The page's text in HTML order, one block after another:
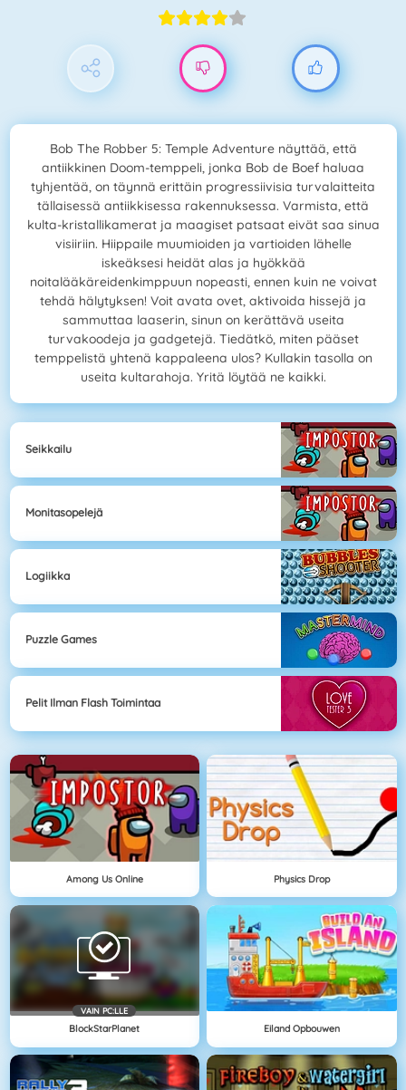
Bob The Robber 5: Temple Adventure näyttää, että
antiikkinen Doom-temppeli, jonka Bob de Boef haluaa
tyhjentää, on täynnä erittäin progressiivisia turvalaitteita
tällaisessä antiikkisessa rakennuksessa. Varmista, että
kulta-kristallikamerat ja maagiset patsaat eivät saa sinua
visiiriin. Hiippaile muumioiden ja vartioiden lähelle
iskeäksesi heidät alas ja hyökkää
noitalääkäreidenkimppuun nopeasti, ennen kuin ne voivat
tehdä hälytyksen! Voit avata ovet, aktivoida hissejä ja
sammuttaa laaserin, sinun on kerättävä useita
turvakoodeja ja gadgetejä. Tiedätkö, miten pääset
temppelistä yhtenä kappaleena ulos? Kullakin tasolla on
useita kultarahoja. Yritä löytää ne kaikki.
Seikkailu
Monitasopelejä
Logiikka
Puzzle Games
Pelit Ilman Flash Toimintaa
Among Us Online Physics Drop
VAIN PC:LLE
BlockStarPlanet Eiland Opbouwen